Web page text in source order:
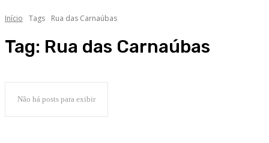
Início Tags Rua das Carnaúbas
Tag: Rua das Carnaúbas
Não há posts para exibir